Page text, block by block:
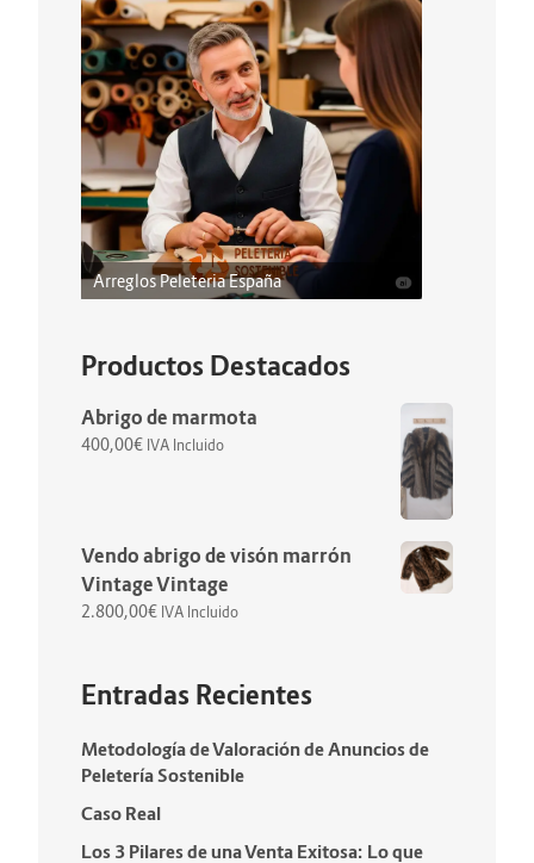
Arreglos Peleteria España
Productos Destacados
Abrigo de marmota
400,00€ IVA Incluido
Vendo abrigo de visón marrón
Vintage Vintage
2.800,00€ IVA Incluido
Entradas Recientes
Metodología de Valoración de Anuncios de
Peletería Sostenible
Caso Real
Los 3 Pilares de una Venta Exitosa: Lo que